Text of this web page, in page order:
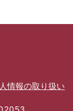
情報の取り扱い